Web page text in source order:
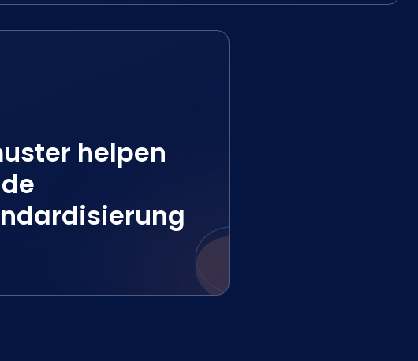
helpen